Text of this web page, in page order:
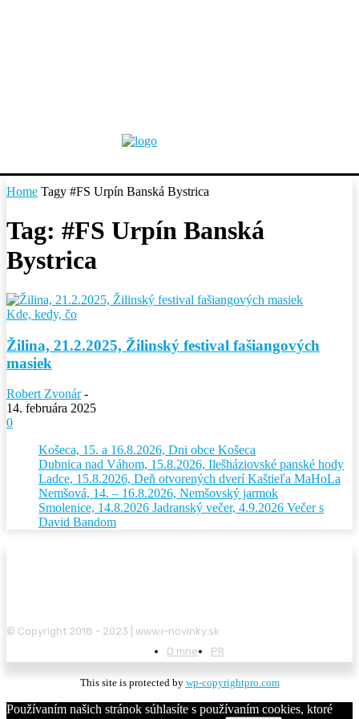
Home Tagy #FS Urpín Banská Bystrica
Tag: #FS Urpín Banská
Bystrica
Kde, kedy, čo
Žilina, 21.2.2025, Žilinský festival fašiangových
masiek
Robert Zvonár -
14. februára 2025
0
Košeca, 15. a 16.8.2026, Dni obce Košeca
Dubnica nad Váhom, 15.8.2026, Ilešháziovské panské hody
Ladce, 15.8.2026, Deň otvorených dverí Kaštieľa MaHoLa
Nemšová, 14. – 16.8.2026, Nemšovský jarmok
Smolenice, 14.8.2026 Jadranský večer, 4.9.2026 Večer s
David Bandom
© Copyright 2018 - 2023 | www.i-novinky.sk
O mne
PR
This site is protected by wp-copyrightpro.com
Používaním našich stránok súhlasíte s používaním cookies, ktoré